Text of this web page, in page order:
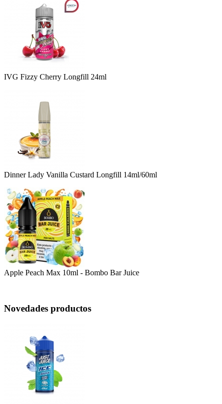
IVG Fizzy Cherry Longfill 24ml
Dinner Lady Vanilla Custard Longfill 14ml/60ml
Apple Peach Max 10ml - Bombo Bar Juice
Novedades productos